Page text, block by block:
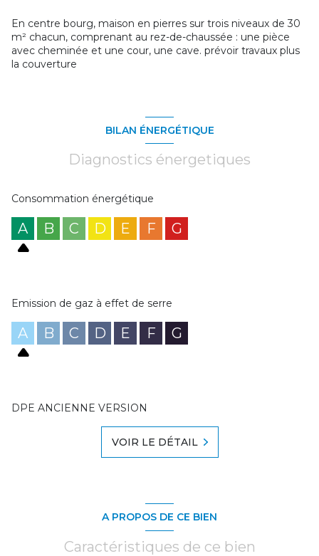
En centre bourg, maison en pierres sur trois niveaux de 30
m² chacun, comprenant au rez-de-chaussée : une pièce
avec cheminée et une cour, une cave. prévoir travaux plus
la couverture
BILAN ÉNERGÉTIQUE
Diagnostics énergetiques
Consommation énergétique
A B C D E F G
Emission de gaz à effet de serre
A B C D E F G
DPE ANCIENNE VERSION
VOIR LE DÉTAIL
A PROPOS DE CE BIEN
Caractéristiques de ce bien